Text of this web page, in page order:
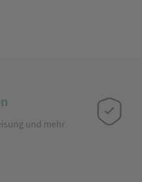
und mehr